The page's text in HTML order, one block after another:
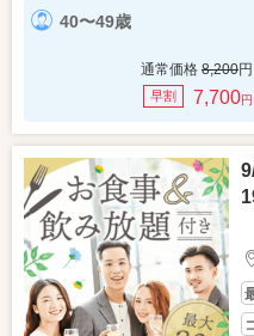
40〜49歳
通常価格 8,200円
早割 7,700円